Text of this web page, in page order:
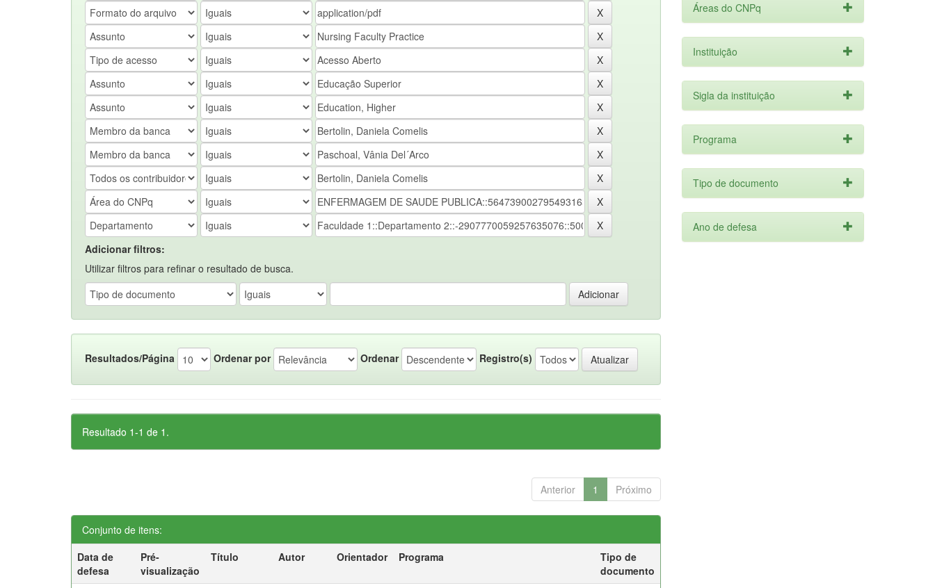
Adicionar filtros:
Utilizar filtros para refinar o resultado de busca.
Resultados/Página Ordenar por Ordenar Registro(s)
Resultado 1-1 de 1.
Anterior 1 Próximo
Conjunto de itens:
Data de
defesa
Pré-
visualização
Título Autor Orientador Programa
Tipo de
documento
Áreas do CNPq
Instituição
Sigla da instituição
Programa
Tipo de documento
Ano de defesa